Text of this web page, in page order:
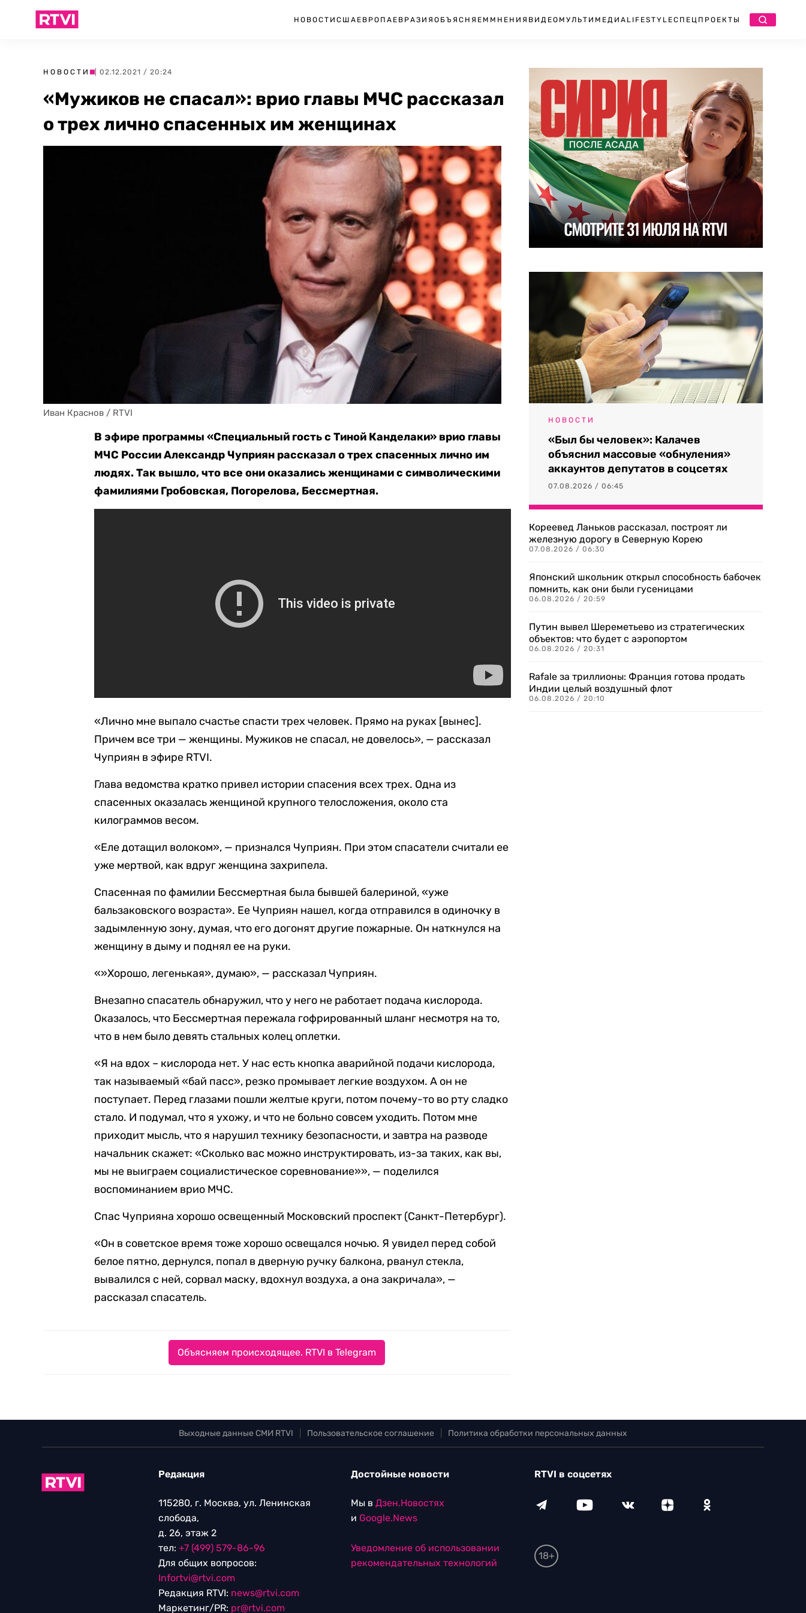
НОВОСТИ США ЕВРОПА ЕВРАЗИЯ ОБЪЯСНЯЕМ МНЕНИЯ ВИДЕО МУЛЬТИМЕДИА LIFESTYLEСПЕЦПРОЕКТЫ
НОВОСТИ | 02.12.2021 / 20:24
«Мужиков не спасал»: врио главы МЧС рассказал
о трех лично спасенных им женщинах
Иван Краснов / RTVI
В эфире программы «Специальный гость с Тиной Канделаки» врио главы
МЧС России Александр Чуприян рассказал о трех спасенных лично им
людях. Так вышло, что все они оказались женщинами с символическими
фамилиями Гробовская, Погорелова, Бессмертная.
«Лично мне выпало счастье спасти трех человек. Прямо на руках [вынес].
Причем все три — женщины. Мужиков не спасал, не довелось», — рассказал
Чуприян в эфире RTVI.
Глава ведомства кратко привел истории спасения всех трех. Одна из
спасенных оказалась женщиной крупного телосложения, около ста
килограммов весом.
«Еле дотащил волоком», — признался Чуприян. При этом спасатели считали ее
уже мертвой, как вдруг женщина захрипела.
Спасенная по фамилии Бессмертная была бывшей балериной, «уже
бальзаковского возраста». Ее Чуприян нашел, когда отправился в одиночку в
задымленную зону, думая, что его догонят другие пожарные. Он наткнулся на
женщину в дыму и поднял ее на руки.
«»Хорошо, легенькая», думаю», — рассказал Чуприян.
Внезапно спасатель обнаружил, что у него не работает подача кислорода.
Оказалось, что Бессмертная пережала гофрированный шланг несмотря на то,
что в нем было девять стальных колец оплетки.
«Я на вдох – кислорода нет. У нас есть кнопка аварийной подачи кислорода,
так называемый «бай пасс», резко промывает легкие воздухом. А он не
поступает. Перед глазами пошли желтые круги, потом почему-то во рту сладко
стало. И подумал, что я ухожу, и что не больно совсем уходить. Потом мне
приходит мысль, что я нарушил технику безопасности, и завтра на разводе
начальник скажет: «Сколько вас можно инструктировать, из-за таких, как вы,
мы не выиграем социалистическое соревнование»», — поделился
воспоминанием врио МЧС.
Спас Чуприяна хорошо освещенный Московский проспект (Санкт-Петербург).
«Он в советское время тоже хорошо освещался ночью. Я увидел перед собой
белое пятно, дернулся, попал в дверную ручку балкона, рванул стекла,
вывалился с ней, сорвал маску, вдохнул воздуха, а она закричала», —
рассказал спасатель.
Объясняем происходящее. RTVI в Telegram
НОВОСТИ
«Был бы человек»: Калачев
объяснил массовые «обнуления»
аккаунтов депутатов в соцсетях
07.08.2026 / 06:45
Кореевед Ланьков рассказал, построят ли
железную дорогу в Северную Корею
07.08.2026 / 06:30
Японский школьник открыл способность бабочек
помнить, как они были гусеницами
06.08.2026 / 20:59
Путин вывел Шереметьево из стратегических
объектов: что будет с аэропортом
06.08.2026 / 20:31
Rafale за триллионы: Франция готова продать
Индии целый воздушный флот
06.08.2026 / 20:10
Выходные данные СМИ RTVI Пользовательское соглашение Политика обработки персональных данных
Редакция
115280, г. Москва, ул. Ленинская
слобода,
д. 26, этаж 2
тел: +7 (499) 579-86-96
Для общих вопросов:
Infortvi@rtvi.com
Редакция RTVI: news@rtvi.com
Маркетинг/PR: pr@rtvi.com
Достойные новости
Мы в Дзен.Новостях
и Google.News
Уведомление об использовании
рекомендательных технологий
RTVI в соцсетях
18+